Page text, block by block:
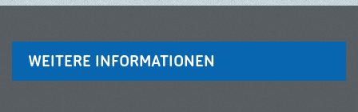
WEITERE INFORMATIONEN